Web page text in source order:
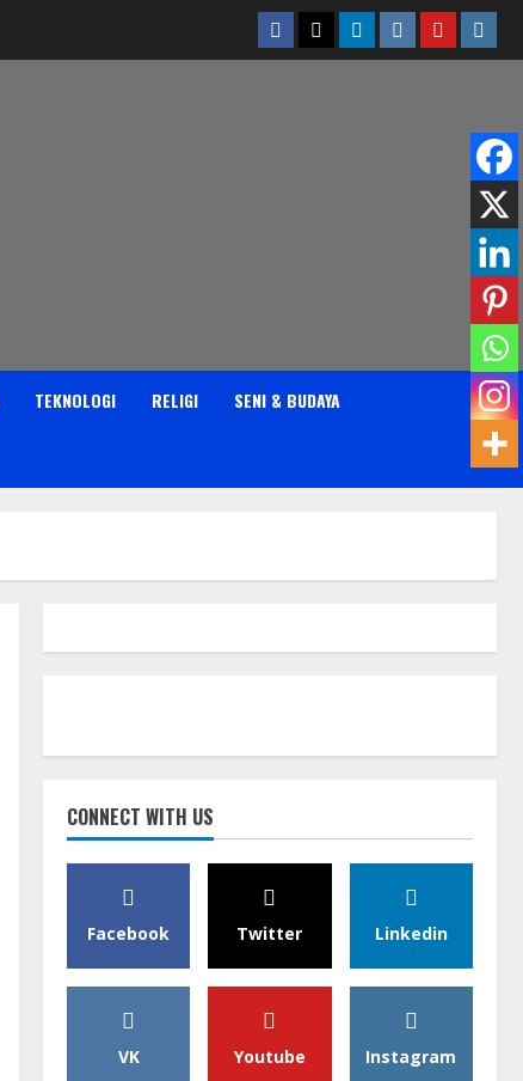
Facebook
TwitterLinkedin
VK Youtube
TEKNOLOGI RELIGI SENI & BUDAYA
CONNECT WITH US
Facebook Twitter Linkedin
VK Youtube Instagram